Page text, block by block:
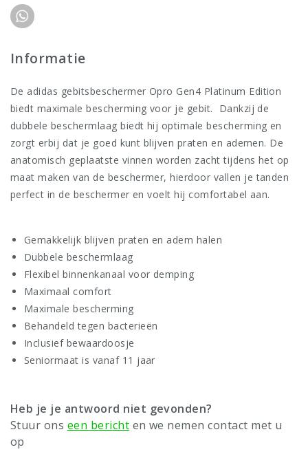
Informatie
De adidas gebitsbeschermer Opro Gen4 Platinum Edition
biedt maximale bescherming voor je gebit. Dankzij de
dubbele beschermlaag biedt hij optimale bescherming en
zorgt erbij dat je goed kunt blijven praten en ademen. De
anatomisch geplaatste vinnen worden zacht tijdens het op
maat maken van de beschermer, hierdoor vallen je tanden
perfect in de beschermer en voelt hij comfortabel aan.
Gemakkelijk blijven praten en adem halen
Dubbele beschermlaag
Flexibel binnenkanaal voor demping
Maximaal comfort
Maximale bescherming
Behandeld tegen bacterieën
Inclusief bewaardoosje
Seniormaat is vanaf 11 jaar
Heb je je antwoord niet gevonden?
Stuur ons een bericht en we nemen contact met u
op